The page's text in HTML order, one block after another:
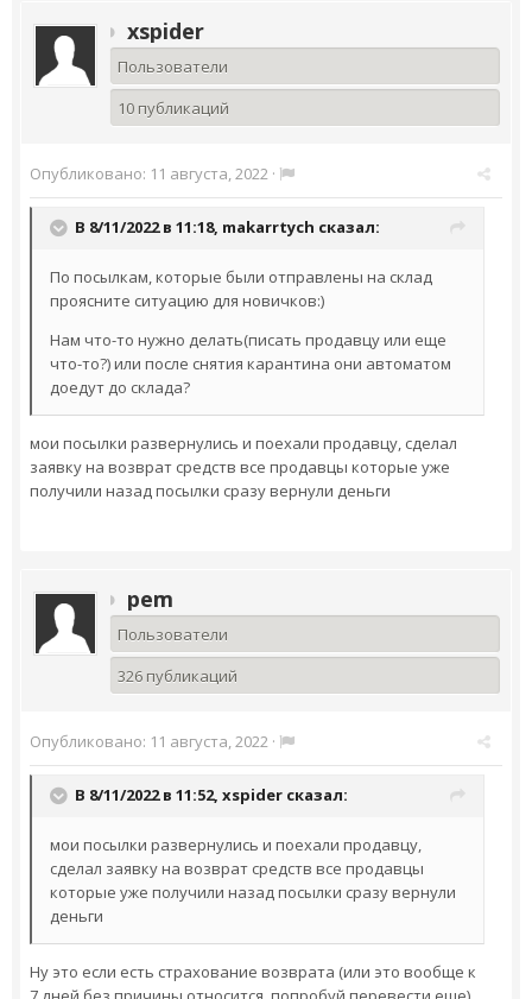
xspider
Пользователи
10 публикаций
Опубликовано: 11 августа, 2022 ·
В 8/11/2022 в 11:18, makarrtych сказал:
По посылкам, которые были отправлены на склад
проясните ситуацию для новичков:)
Нам что-то нужно делать(писать продавцу или еще
что-то?) или после снятия карантина они автоматом
доедут до склада?
мои посылки развернулись и поехали продавцу, сделал
заявку на возврат средств все продавцы которые уже
получили назад посылки сразу вернули деньги
pem
Пользователи
326 публикаций
Опубликовано: 11 августа, 2022 ·
В 8/11/2022 в 11:52, xspider сказал:
мои посылки развернулись и поехали продавцу,
сделал заявку на возврат средств все продавцы
которые уже получили назад посылки сразу вернули
деньги
Ну это если есть страхование возврата (или это вообще к